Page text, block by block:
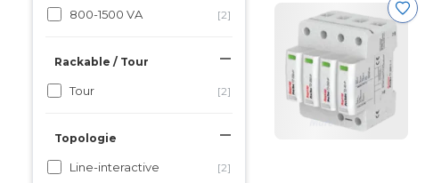
800-1500 VA [2]
Rackable / Tour
Tour [2]
Topologie
Line-interactive [2]